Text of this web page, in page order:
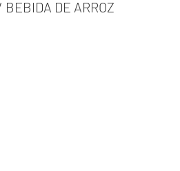
BEBIDA DE ARROZ